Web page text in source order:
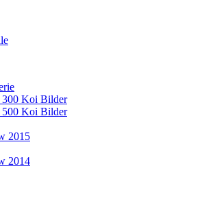
300 Koi Bilder
500 Koi Bilder
2015
2014